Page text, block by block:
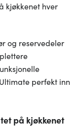
kjøkkenet hver
og reservedeler
perfekt inn
på kjøkkenet